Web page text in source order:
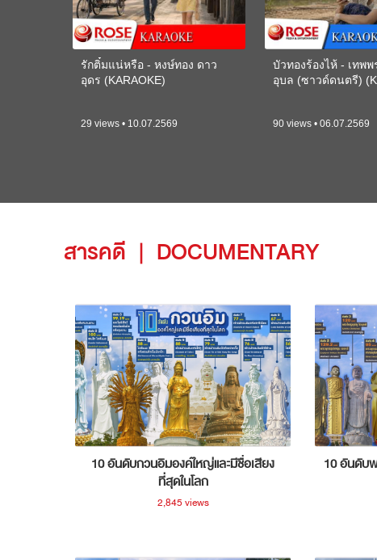
รักติ๋มแน่หรือ - หงษ์ทอง ดาว
อุดร (KARAOKE)
29 views • 10.07.2569
บัวทองร้องไห้ - เทพพ
อุบล (ซาวด์ดนตรี)
90 views • 06.07.2569
สารคดี | DOCUMENTARY
10 อันดับกวนอิมองค์ใหญ่และมีชื่อเสียง
ที่สุดในโลก
2,845 views
10 อันดับ